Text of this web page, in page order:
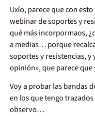
Uxío, parece que con
webinar de soportes y
qué más incorpormaos,
a medias… porque
soportes y resistencias, y
opinión», que parece
Voy a probar las bandas
en los que tengo
observo…